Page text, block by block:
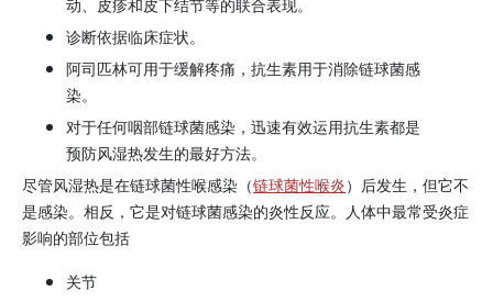
动、皮疹和皮下结节等的联合表现。
诊断依据临床症状。
阿司匹林可用于缓解疼痛，抗生素用于消除链球菌感
染。
对于任何咽部链球菌感染，迅速有效运用抗生素都是
预防风湿热发生的最好方法。
尽管风湿热是在链球菌性喉感染（链球菌性喉炎）后发生，但它不
是感染。相反，它是对链球菌感染的炎性反应。人体中最常受炎症
影响的部位包括
关节